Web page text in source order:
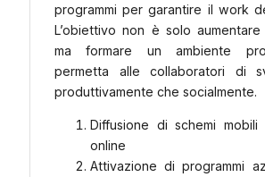
programmi per garantire il work
L’obiettivo non è solo aumentare
ma formare un ambiente
permetta alle collaboratori di
produttivamente che socialmente.
Diffusione di schemi
online
Attivazione di programmi